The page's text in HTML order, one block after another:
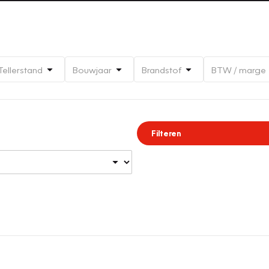
Bouwjaar Brandstof BTW / marge
Filteren